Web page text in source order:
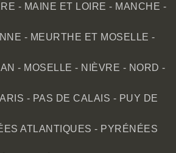
- MAINE ET LOIRE - MANCHE -
- MEURTHE ET MOSELLE -
- MOSELLE - NIÈVRE - NORD -
- PAS DE CALAIS - PUY DE
ATLANTIQUES - PYRÉNÉES